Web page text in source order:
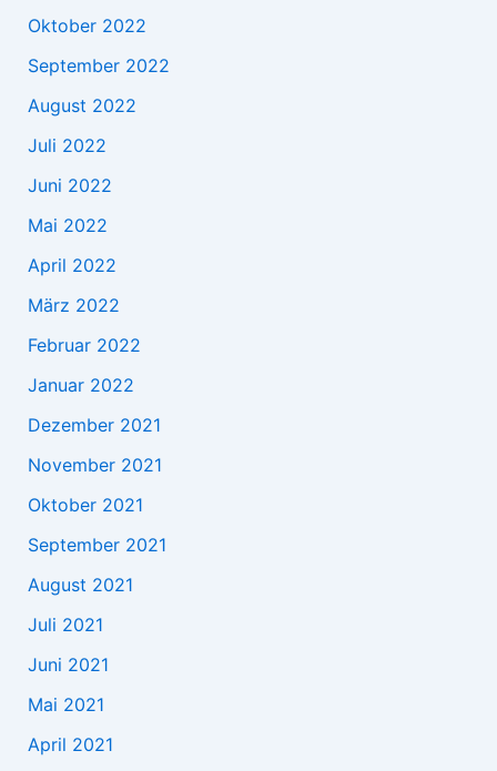
Oktober 2022
September 2022
August 2022
Juli 2022
Juni 2022
Mai 2022
April 2022
März 2022
Februar 2022
Januar 2022
Dezember 2021
November 2021
Oktober 2021
September 2021
August 2021
Juli 2021
Juni 2021
Mai 2021
April 2021